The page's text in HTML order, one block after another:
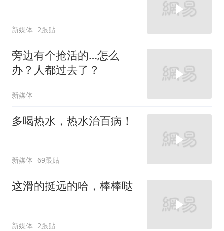
新媒体 2跟贴
旁边有个抢活的…怎么
办？人都过去了？
新媒体
多喝热水，热水治百病！
新媒体 69跟贴
这滑的挺远的哈，棒棒哒
新媒体 2跟贴